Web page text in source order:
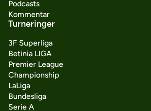
Podcasts
Kommentar
Turneringer
3F Superliga
Betinia LIGA
Premier League
Championship
LaLiga
Bundesliga
Serie A